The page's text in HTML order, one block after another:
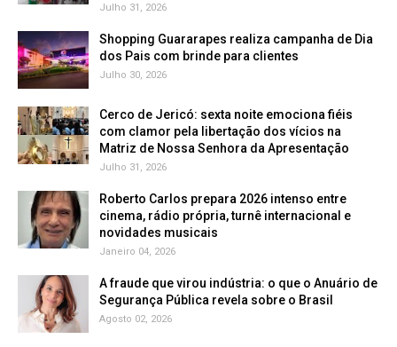
Julho 31, 2026
Shopping Guararapes realiza campanha de Dia
dos Pais com brinde para clientes
Julho 30, 2026
Cerco de Jericó: sexta noite emociona fiéis
com clamor pela libertação dos vícios na
Matriz de Nossa Senhora da Apresentação
Julho 31, 2026
Roberto Carlos prepara 2026 intenso entre
cinema, rádio própria, turnê internacional e
novidades musicais
Janeiro 04, 2026
A fraude que virou indústria: o que o Anuário de
Segurança Pública revela sobre o Brasil
Agosto 02, 2026